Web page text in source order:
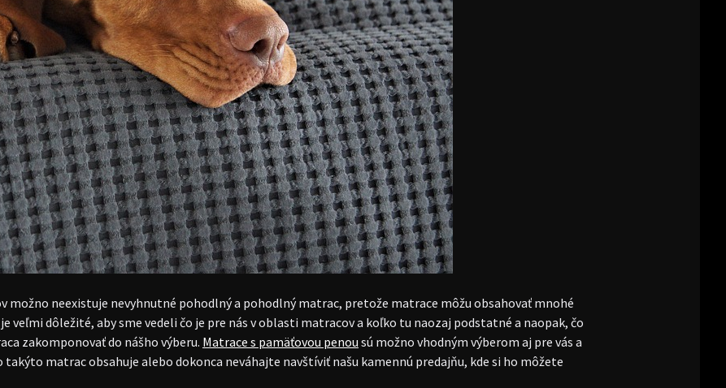
možno neexistuje nevyhnutné pohodlný a pohodlný matrac, pretože matrace môžu obsahovať mnohé
veľmi dôležité, aby sme vedeli čo je pre nás v oblasti matracov a koľko tu naozaj podstatné a naopak, čo
zakomponovať do nášho výberu. Matrace s pamäťovou penou sú možno vhodným výberom aj pre vás a
matrac obsahuje alebo dokonca neváhajte navštíviť našu kamennú predajňu, kde si ho môžete